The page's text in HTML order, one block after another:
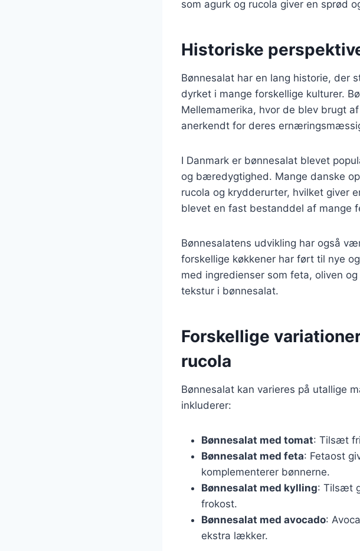
som agurk og rucola giver en sprød
Historiske
Bønnesalat har en lang historie, der
dyrket i mange forskellige kulturer.
Mellemamerika, hvor de blev brugt
anerkendt for deres
I Danmark er bønnesalat blevet
og bæredygtighed. Mange danske
rucola og krydderurter, hvilket giver
blevet en fast bestanddel af mange
Bønnesalatens udvikling har også
forskellige køkkener har ført til nye
med ingredienser som feta, oliven
tekstur i bønnesalat.
Forskellige
rucola
Bønnesalat kan varieres på utallige
inkluderer:
Bønnesalat med tomat: Tilsæt
Bønnesalat med feta: Fetaost
komplementerer bønnerne.
Bønnesalat med kylling: Tilsæt
frokost.
Bønnesalat med avocado:
ekstra lækker.